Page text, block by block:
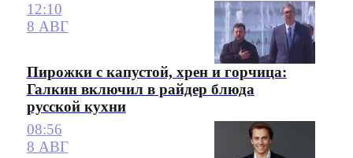
12:10
8 АВГ
Пирожки с капустой, хрен и горчица:
Галкин включил в райдер блюда
русской кухни
08:56
8 АВГ